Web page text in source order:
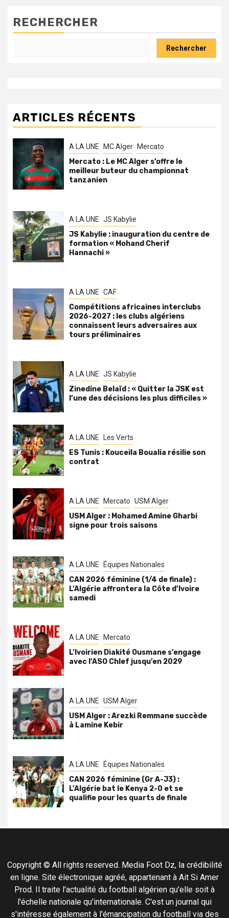
RECHERCHER
Rechercher
ARTICLES RÉCENTS
A LA UNE MC Alger Mercato
Mercato : Le MC Alger s’offre le
meilleur buteur du championnat
tanzanien
A LA UNE JS Kabylie
JS Kabylie : inauguration du centre de
formation « Mohand Cherif
Hannachi »
A LA UNE CAF
Compétitions africaines interclubs
2026-2027 : les clubs algériens
connaissent leurs adversaires aux
tours préliminaires
A LA UNE JS Kabylie
Zinedine Belaïd : « Quitter la JSK est
l’une des décisions les plus difficiles »
A LA UNE Les Verts
ES Tunis : Kouceila Boualia résilie son
contrat
A LA UNE Mercato USM Alger
USM Alger : Mohamed Amine Gharbi
signe pour trois saisons
A LA UNE Équipes Nationales
CAN 2026 féminine (1/4 de finale) :
L’Algérie affrontera la Côte d’Ivoire
samedi
A LA UNE Mercato
L’Ivoirien Diakité Ousmane s’engage
avec l’ASO Chlef jusqu’en 2029
A LA UNE USM Alger
USM Alger : Arezki Remmane succède
à Lamine Kebir
A LA UNE Équipes Nationales
CAN 2026 féminine (Gr A-J3) :
L’Algérie bat le Kenya 2-0 et se
qualifie pour les quarts de finale
Copyright © All rights reserved. Media Foot Dz, la crédibilité
en ligne. Site électronique agréé, appartenant à Ait Si Amer
Prod. Il traite l'actualité du football algérien qu'elle soit à
l'échelle nationale qu'internationale. C'est un journal qui
s'intéresse également à l'émancipation du football via des